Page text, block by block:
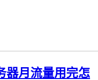
器月流量用完怎